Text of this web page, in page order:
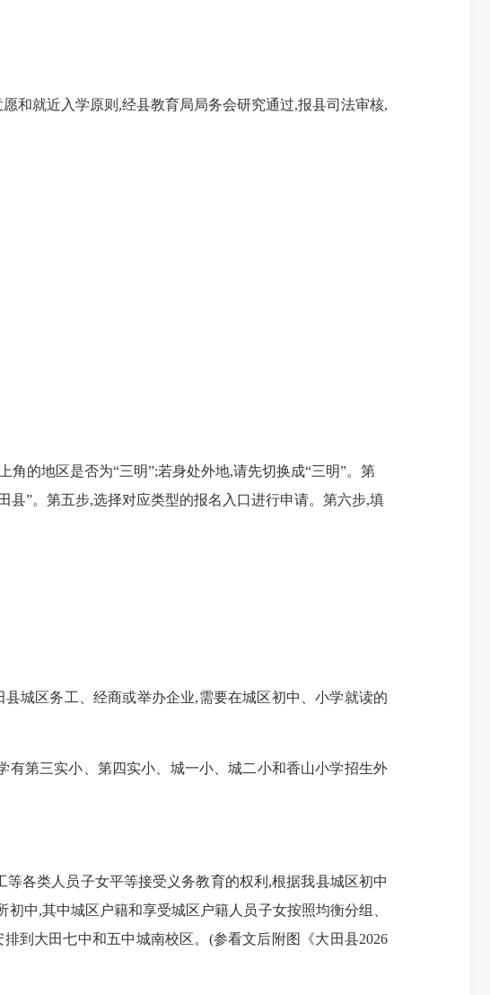
和就近入学原则,经县教育局局务会研究通过,报县司法审核,
的地区是否为“三明”;若身处外地,请先切换成“三明”。第
县”。第五步,选择对应类型的报名入口进行申请。第六步,填
城区务工、经商或举办企业,需要在城区初中、小学就读的
有第三实小、第四实小、城一小、城二小和香山小学招生外
各类人员子女平等接受义务教育的权利,根据我县城区初中
中,其中城区户籍和享受城区户籍人员子女按照均衡分组、
到大田七中和五中城南校区。(参看文后附图《大田县2026